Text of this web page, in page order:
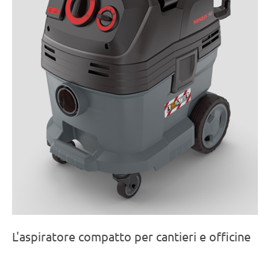
L'aspiratore compatto per cantieri e officine